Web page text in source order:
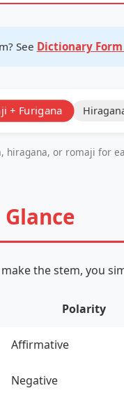
See Dictionary
+ Furigana
hiragana, or romaji for
the stem, you
Polarity
Affirmative
Negative